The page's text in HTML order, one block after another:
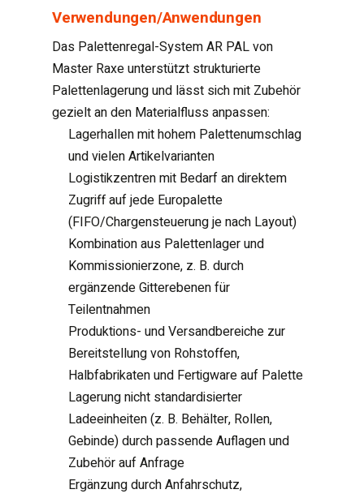
Verwendungen/Anwendungen
Das Palettenregal-System AR PAL von
Master Raxe unterstützt strukturierte
Palettenlagerung und lässt sich mit Zubehör
gezielt an den Materialfluss anpassen:
Lagerhallen mit hohem Palettenumschlag
und vielen Artikelvarianten
Logistikzentren mit Bedarf an direktem
Zugriff auf jede Europalette
(FIFO/Chargensteuerung je nach Layout)
Kombination aus Palettenlager und
Kommissionierzone, z. B. durch
ergänzende Gitterebenen für
Teilentnahmen
Produktions- und Versandbereiche zur
Bereitstellung von Rohstoffen,
Halbfabrikaten und Fertigware auf Palette
Lagerung nicht standardisierter
Ladeeinheiten (z. B. Behälter, Rollen,
Gebinde) durch passende Auflagen und
Zubehör auf Anfrage
Ergänzung durch Anfahrschutz,